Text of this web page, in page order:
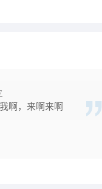
啊，来啊来啊